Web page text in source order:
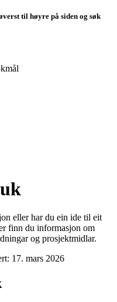
til høyre på siden og søk
eller har du ein ide til eit
finn du informasjon om
og prosjektmidlar.
17. mars 2026